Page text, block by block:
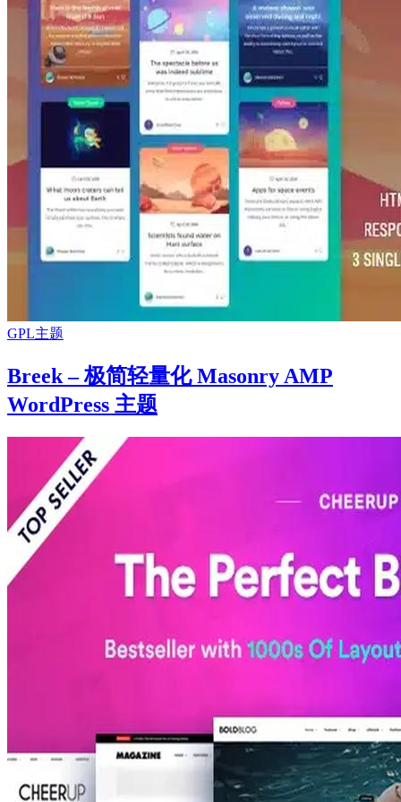
GPL主题
Breek – 极简轻量化 Masonry AMP
WordPress 主题